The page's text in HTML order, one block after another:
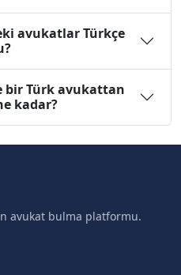
avukatlar Türkçe
bir Türk avukattan
kadar?
avukat bulma platformu.